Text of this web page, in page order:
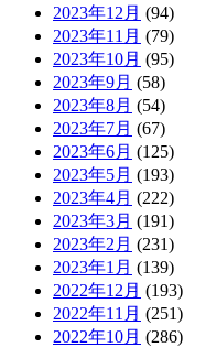
2023年12月 (94)
2023年11月 (79)
2023年10月 (95)
2023年9月 (58)
2023年8月 (54)
2023年7月 (67)
2023年6月 (125)
2023年5月 (193)
2023年4月 (222)
2023年3月 (191)
2023年2月 (231)
2023年1月 (139)
2022年12月 (193)
2022年11月 (251)
2022年10月 (286)